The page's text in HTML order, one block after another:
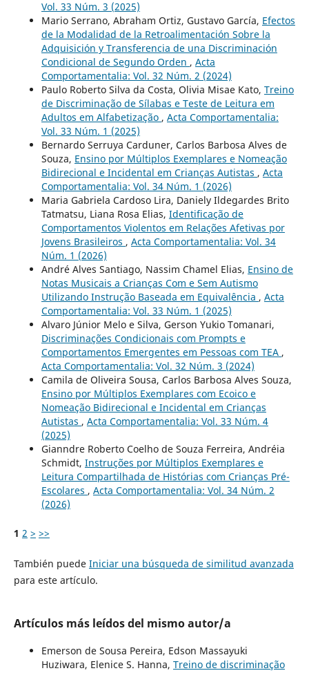
Vol. 33 Núm. 3 (2025)
Mario Serrano, Abraham Ortiz, Gustavo García, Efectos
de la Modalidad de la Retroalimentación Sobre la
Adquisición y Transferencia de una Discriminación
Condicional de Segundo Orden , Acta
Comportamentalia: Vol. 32 Núm. 2 (2024)
Paulo Roberto Silva da Costa, Olivia Misae Kato, Treino
de Discriminação de Sílabas e Teste de Leitura em
Adultos em Alfabetização , Acta Comportamentalia:
Vol. 33 Núm. 1 (2025)
Bernardo Serruya Carduner, Carlos Barbosa Alves de
Souza, Ensino por Múltiplos Exemplares e Nomeação
Bidirecional e Incidental em Crianças Autistas , Acta
Comportamentalia: Vol. 34 Núm. 1 (2026)
Maria Gabriela Cardoso Lira, Daniely Ildegardes Brito
Tatmatsu, Liana Rosa Elias, Identificação de
Comportamentos Violentos em Relações Afetivas por
Jovens Brasileiros , Acta Comportamentalia: Vol. 34
Núm. 1 (2026)
André Alves Santiago, Nassim Chamel Elias, Ensino de
Notas Musicais a Crianças Com e Sem Autismo
Utilizando Instrução Baseada em Equivalência , Acta
Comportamentalia: Vol. 33 Núm. 1 (2025)
Alvaro Júnior Melo e Silva, Gerson Yukio Tomanari,
Discriminações Condicionais com Prompts e
Comportamentos Emergentes em Pessoas com TEA ,
Acta Comportamentalia: Vol. 32 Núm. 3 (2024)
Camila de Oliveira Sousa, Carlos Barbosa Alves Souza,
Ensino por Múltiplos Exemplares com Ecoico e
Nomeação Bidirecional e Incidental em Crianças
Autistas , Acta Comportamentalia: Vol. 33 Núm. 4
(2025)
Gianndre Roberto Coelho de Souza Ferreira, Andréia
Schmidt, Instruções por Múltiplos Exemplares e
Leitura Compartilhada de Histórias com Crianças Pré-
Escolares , Acta Comportamentalia: Vol. 34 Núm. 2
(2026)
1 2 > >>
También puede Iniciar una búsqueda de similitud avanzada
para este artículo.
Artículos más leídos del mismo autor/a
Emerson de Sousa Pereira, Edson Massayuki
Huziwara, Elenice S. Hanna, Treino de discriminação